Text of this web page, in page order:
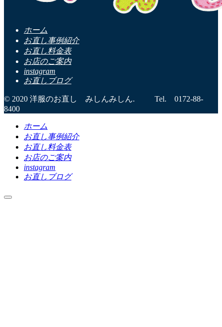
ホーム
お直し事例紹介
お直し料金表
お店のご案内
instagram
お直しブログ
© 2020 洋服のお直し みしんみしん. Tel. 0172-88-
8400
ホーム
お直し事例紹介
お直し料金表
お店のご案内
instagram
お直しブログ